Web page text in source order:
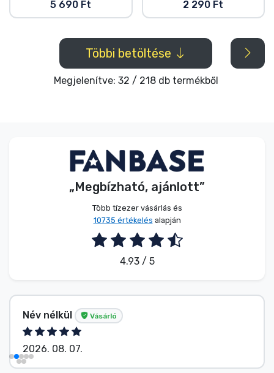
5 690 Ft 2 290 Ft
Többi betöltése
Megjelenítve: 32 / 218 db termékből
„Megbízható, ajánlott”
Több tízezer vásárlás és
10735 értékelés alapján
4.93 / 5
Név nélkül Vásárló
2026. 08. 07.